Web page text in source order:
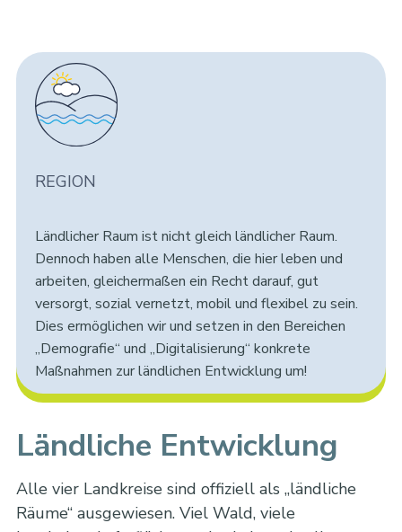
REGION
Ländlicher Raum ist nicht gleich ländlicher Raum.
Dennoch haben alle Menschen, die hier leben und
arbeiten, gleichermaßen ein Recht darauf, gut
versorgt, sozial vernetzt, mobil und flexibel zu sein.
Dies ermöglichen wir und setzen in den Bereichen
„Demografie“ und „Digitalisierung“ konkrete
Maßnahmen zur ländlichen Entwicklung um!
Ländliche Entwicklung
Alle vier Landkreise sind offiziell als „ländliche
Räume“ ausgewiesen. Viel Wald, viele